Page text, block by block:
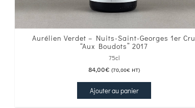
Aurélien Verdet – Nuits-Saint-Georges 1er Cru
“Aux Boudots” 2017
75cl
84,00€ (70,00€HT)
Ajouter au panier